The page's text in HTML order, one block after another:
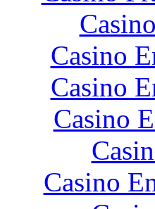
Casino
Casino
Casino
Casino